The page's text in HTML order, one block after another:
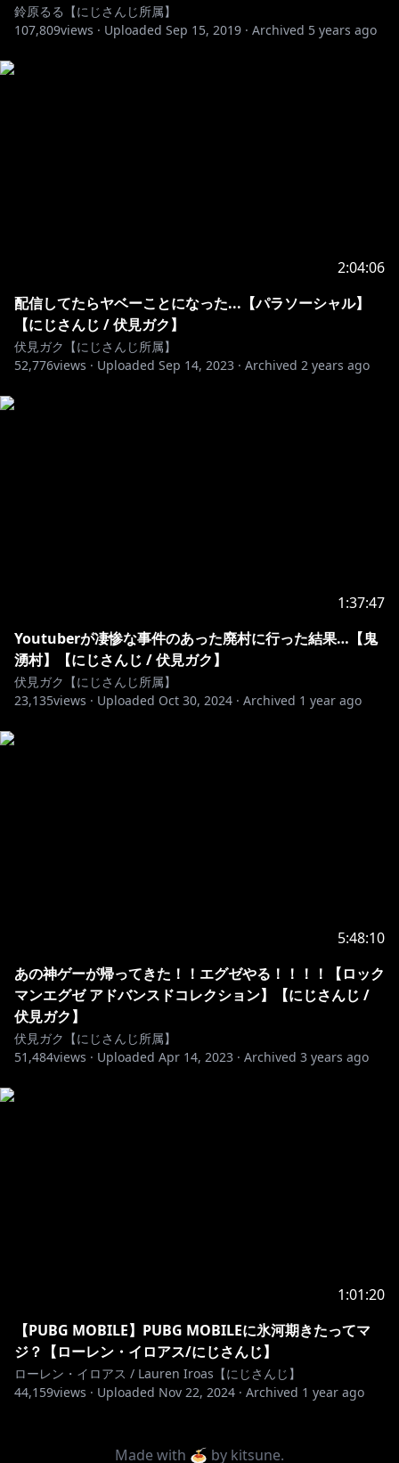
鈴原るる【にじさんじ所属】
107,809views · Uploaded Sep 15, 2019 · Archived 5 years ago
2:04:06
配信してたらヤベーことになった...【パラソーシャル】
【にじさんじ / 伏見ガク】
伏見ガク【にじさんじ所属】
52,776views · Uploaded Sep 14, 2023 · Archived 2 years ago
1:37:47
Youtuberが凄惨な事件のあった廃村に行った結果…【鬼
湧村】【にじさんじ / 伏見ガク】
伏見ガク【にじさんじ所属】
23,135views · Uploaded Oct 30, 2024 · Archived 1 year ago
5:48:10
あの神ゲーが帰ってきた！！エグゼやる！！！！【ロック
マンエグゼ アドバンスドコレクション】【にじさんじ /
伏見ガク】
伏見ガク【にじさんじ所属】
51,484views · Uploaded Apr 14, 2023 · Archived 3 years ago
1:01:20
【PUBG MOBILE】PUBG MOBILEに氷河期きたってマ
ジ？【ローレン・イロアス/にじさんじ】
ローレン・イロアス / Lauren Iroas【にじさんじ】
44,159views · Uploaded Nov 22, 2024 · Archived 1 year ago
Made with 🍝 by kitsune.